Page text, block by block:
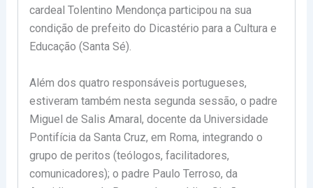
cardeal Tolentino Mendonça participou na sua
condição de prefeito do Dicastério para a Cultura e
Educação (Santa Sé).
Além dos quatro responsáveis portugueses,
estiveram também nesta segunda sessão, o padre
Miguel de Salis Amaral, docente da Universidade
Pontifícia da Santa Cruz, em Roma, integrando o
grupo de peritos (teólogos, facilitadores,
comunicadores); o padre Paulo Terroso, da